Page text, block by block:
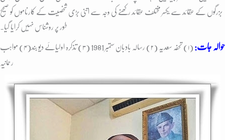
بزرگوں کے عقائد سے یکسر مختلف عقائد رکھنے کی وجہ سے اتنی بڑی شخصیت کے کارناموں کو صحیح
طور پر روشناس نہیں کرایا گیا۔
حوالہ جات: (۱) تحفہ سعدیہ (۲) رسالہ بادبان ستمبر 1981 (۳) تذکرہ اولیائے دیو بند(۴) مواہب
رحمانیہ